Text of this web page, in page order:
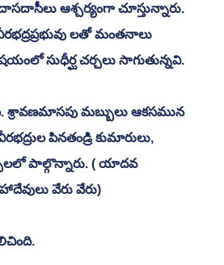
ఆశ్చర్యంగా చూస్తున్నారు.
లతో మంతనాలు
సుధీర్ఘ చర్చలు సాగుతున్నవి.
శ్రావణమాసపు మబ్బులు ఆకసమున
పినతండ్రి కుమారులు,
పాల్గొన్నారు. ( యాదవ
వేరు వేరు)